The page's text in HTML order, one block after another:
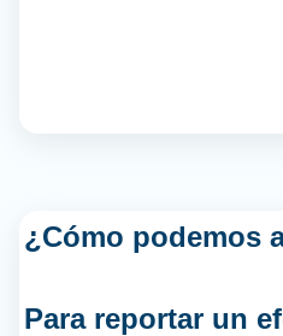
¿Cómo podemos
Para reportar un